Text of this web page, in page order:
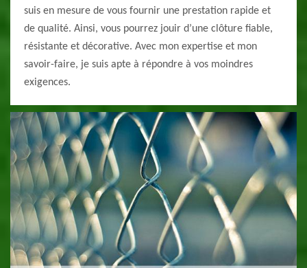
suis en mesure de vous fournir une prestation rapide et
de qualité. Ainsi, vous pourrez jouir d’une clôture fiable,
résistante et décorative. Avec mon expertise et mon
savoir-faire, je suis apte à répondre à vos moindres
exigences.